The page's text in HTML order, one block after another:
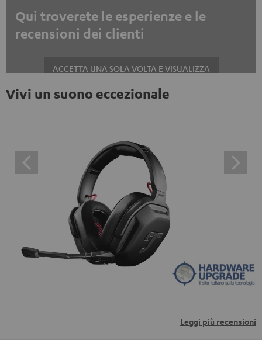
Qui troverete le esperienze e le
recensioni dei clienti
ACCETTA UNA SOLA VOLTA E VISUALIZZA
Mostrare sempre i contenuti esterni? Attivalo nelle impostazioni privacy
semplice clic. Facendo clic sul contenuto, l'utente
acconsente alla visualizzazione del contenuto esterno.
Ciò significa che i dati personali possono essere
trasmessi a piattaforme di terzi. Per maggiori
informazioni al riguardo, consultare la nostra informativa
Vivi un suono eccezionale
Leggi più recensioni